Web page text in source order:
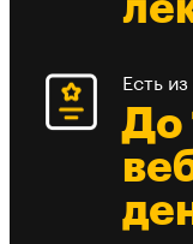
Есть
До